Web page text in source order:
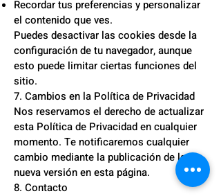
Recordar tus preferencias y personalizar
el contenido que ves.
Puedes desactivar las cookies desde la
configuración de tu navegador, aunque
esto puede limitar ciertas funciones del
sitio.
7. Cambios en la Política de Privacidad
Nos reservamos el derecho de actualizar
esta Política de Privacidad en cualquier
momento. Te notificaremos cualquier
cambio mediante la publicación de la
nueva versión en esta página.
8. Contacto